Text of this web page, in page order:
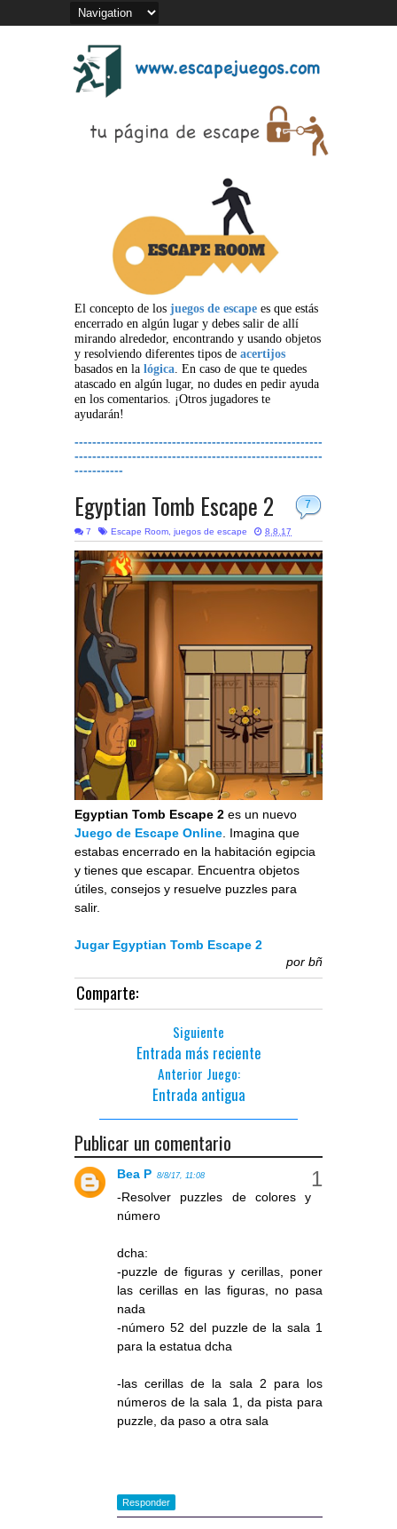
El concepto de los juegos de escape es que estás
encerrado en algún lugar y debes salir de allí
mirando alrededor, encontrando y usando objetos
y resolviendo diferentes tipos de acertijos
basados en la lógica. En caso de que te quedes
atascado en algún lugar, no dudes en pedir ayuda
en los comentarios. ¡Otros jugadores te
ayudarán!
--------------------------------------------------------
--------------------------------------------------------
-----------
7
Egyptian Tomb Escape 2
7 Escape Room, juegos de escape 8.8.17
Egyptian Tomb Escape 2 es un nuevo
Juego de Escape Online. Imagina que
estabas encerrado en la habitación egipcia
y tienes que escapar. Encuentra objetos
útiles, consejos y resuelve puzzles para
salir.
Jugar Egyptian Tomb Escape 2
por bñ
Comparte:
Siguiente
Entrada más reciente
Anterior Juego:
Entrada antigua
Publicar un comentario
Bea P 8/8/17, 11:08
-Resolver puzzles de colores y
número
dcha:
-puzzle de figuras y cerillas, poner
las cerillas en las figuras, no pasa
nada
-número 52 del puzzle de la sala 1
para la estatua dcha
-las cerillas de la sala 2 para los
números de la sala 1, da pista para
puzzle, da paso a otra sala
Responder